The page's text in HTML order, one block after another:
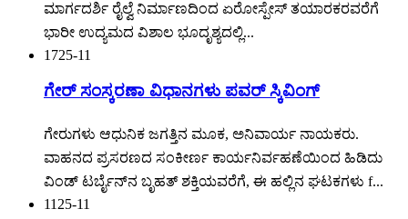
ಮಾರ್ಗದರ್ಶಿ ರೈಲ್ವೆ ನಿರ್ಮಾಣದಿಂದ ಏರೋಸ್ಪೇಸ್ ತಯಾರಕರವರೆಗೆ
ಭಾರೀ ಉದ್ಯಮದ ವಿಶಾಲ ಭೂದೃಶ್ಯದಲ್ಲಿ...
1725-11
ಗೇರ್ ಸಂಸ್ಕರಣಾ ವಿಧಾನಗಳು ಪವರ್ ಸ್ಕಿವಿಂಗ್
ಗೇರುಗಳು ಆಧುನಿಕ ಜಗತ್ತಿನ ಮೂಕ, ಅನಿವಾರ್ಯ ನಾಯಕರು.
ವಾಹನದ ಪ್ರಸರಣದ ಸಂಕೀರ್ಣ ಕಾರ್ಯನಿರ್ವಹಣೆಯಿಂದ ಹಿಡಿದು
ವಿಂಡ್ ಟರ್ಬೈನ್‌ನ ಬೃಹತ್ ಶಕ್ತಿಯವರೆಗೆ, ಈ ಹಲ್ಲಿನ ಘಟಕಗಳು f...
11 25-11